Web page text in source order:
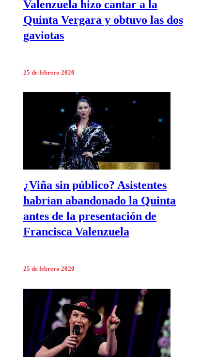
Valenzuela hizo cantar a la
Quinta Vergara y obtuvo las dos
gaviotas
25 de febrero 2020
¿Viña sin público? Asistentes
habrían abandonado la Quinta
antes de la presentación de
Francisca Valenzuela
25 de febrero 2020